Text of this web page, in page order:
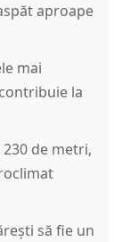
aproape
mai
la
de metri,
să fie un